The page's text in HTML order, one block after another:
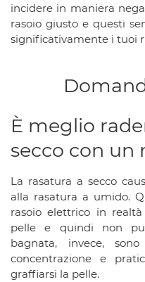
incidere in maniera
rasoio giusto e questi
significativamente i tuoi
È meglio
secco con un
La rasatura a secco
alla rasatura a umido.
rasoio elettrico in
pelle e quindi non
bagnata, invece,
concentrazione e
graffiarsi la pelle.